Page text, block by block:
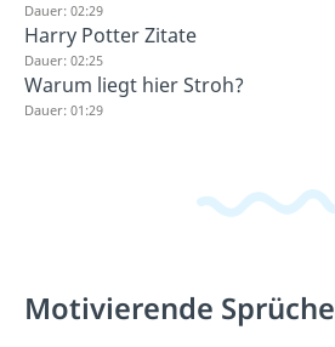
Dauer: 02:29
Harry Potter Zitate
Dauer: 02:25
Warum liegt hier Stroh?
Dauer: 01:29
Motivierende Sprüche